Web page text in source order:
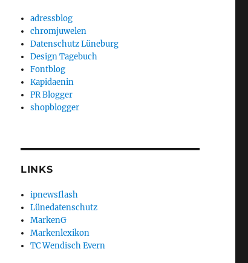
adressblog
chromjuwelen
Datenschutz Lüneburg
Design Tagebuch
Fontblog
Kapidaenin
PR Blogger
shopblogger
LINKS
ipnewsflash
Lünedatenschutz
MarkenG
Markenlexikon
TC Wendisch Evern